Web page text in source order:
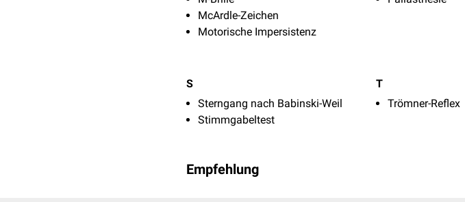
McArdle-Zeichen
Motorische Impersistenz
S
Sterngang nach Babinski-Weil
Stimmgabeltest
T
Trömner-Reflex
Empfehlung